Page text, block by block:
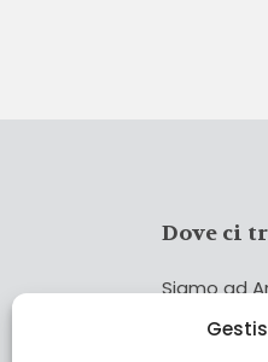
Dove ci
Siamo ad
coprire